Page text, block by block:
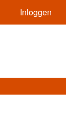
Inloggen